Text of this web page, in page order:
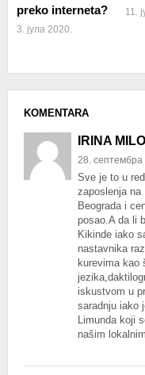
preko interneta?
3. јула 2020.
11.
KOMENTARA
IRINA
28. септембра
Sve je to u
zaposlenja
Beograda i
posao.A da li
Kikinde iako
nastavnika
kurevima kao
iskustvom u
saradnju iako
Limunda koji
našim